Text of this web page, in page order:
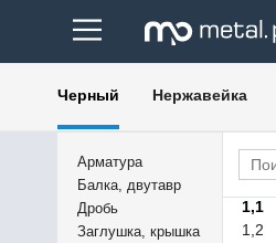
Черный Нержавейка
Арматура
Балка, двутавр
Дробь
Заглушка, крышка
0,5
0,55
0,6
0,7
0,8
0,9
1
1,1
1,2